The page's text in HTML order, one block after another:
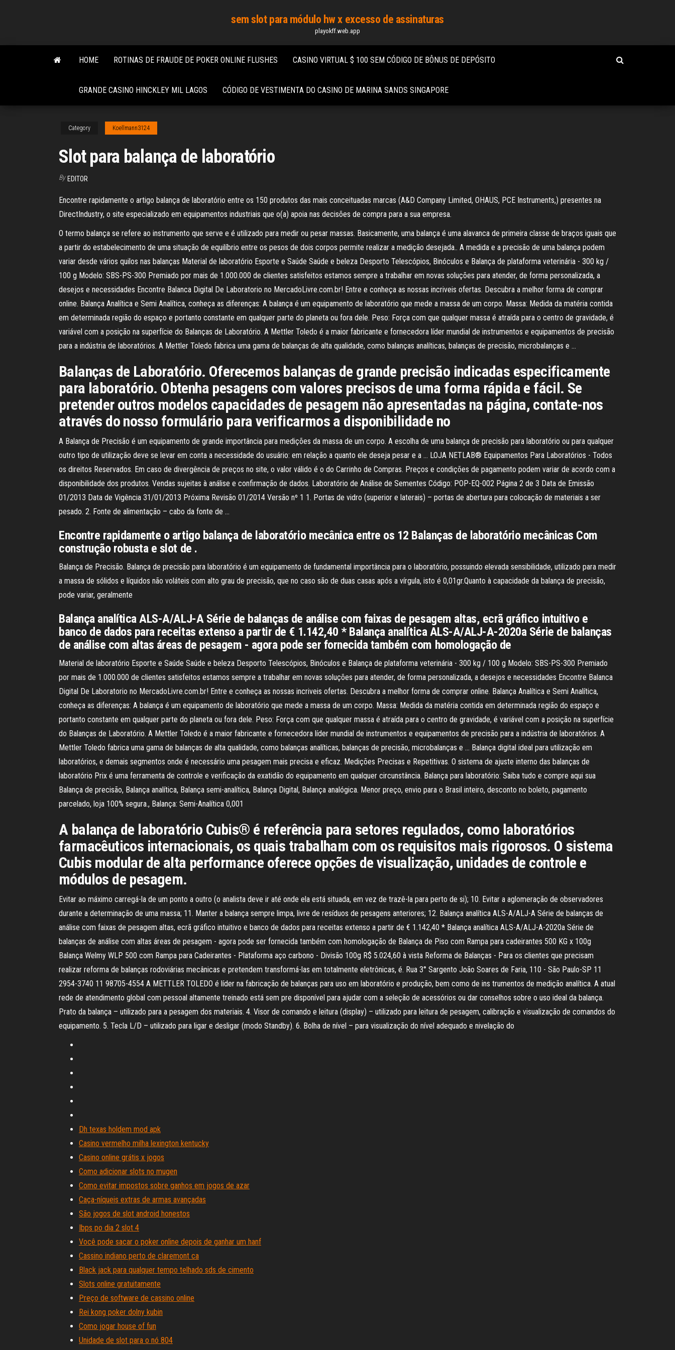
content
sem slot para módulo hw x excesso de assinaturas
playokff.web.app
HOME ROTINAS DE FRAUDE DE POKER ONLINE FLUSHES CASINO VIRTUAL $ 100 SEM CÓDIGO DE BÔNUS DE DEPÓSITO
GRANDE CASINO HINCKLEY MIL LAGOS CÓDIGO DE VESTIMENTA DO CASINO DE MARINA SANDS SINGAPORE
Category Koellmann3124
Slot para balança de laboratório
By EDITOR
Encontre rapidamente o artigo balança de laboratório entre os 150 produtos das mais conceituadas marcas (A&D Company Limited, OHAUS, PCE Instruments,) presentes na
DirectIndustry, o site especializado em equipamentos industriais que o(a) apoia nas decisões de compra para a sua empresa.
O termo balança se refere ao instrumento que serve e é utilizado para medir ou pesar massas. Basicamente, uma balança é uma alavanca de primeira classe de braços iguais que
a partir do estabelecimento de uma situação de equilíbrio entre os pesos de dois corpos permite realizar a medição desejada.. A medida e a precisão de uma balança podem
variar desde vários quilos nas balanças Material de laboratório Esporte e Saúde Saúde e beleza Desporto Telescópios, Binóculos e Balança de plataforma veterinária - 300 kg /
100 g Modelo: SBS-PS-300 Premiado por mais de 1.000.000 de clientes satisfeitos estamos sempre a trabalhar em novas soluções para atender, de forma personalizada, a
desejos e necessidades Encontre Balanca Digital De Laboratorio no MercadoLivre.com.br! Entre e conheça as nossas incriveis ofertas. Descubra a melhor forma de comprar
online. Balança Analítica e Semi Analítica, conheça as diferenças: A balança é um equipamento de laboratório que mede a massa de um corpo. Massa: Medida da matéria contida
em determinada região do espaço e portanto constante em qualquer parte do planeta ou fora dele. Peso: Força com que qualquer massa é atraída para o centro de gravidade, é
variável com a posição na superfície do Balanças de Laboratório. A Mettler Toledo é a maior fabricante e fornecedora líder mundial de instrumentos e equipamentos de precisão
para a indústria de laboratórios. A Mettler Toledo fabrica uma gama de balanças de alta qualidade, como balanças analíticas, balanças de precisão, microbalanças e …
Balanças de Laboratório. Oferecemos balanças de grande precisão indicadas especificamente
para laboratório. Obtenha pesagens com valores precisos de uma forma rápida e fácil. Se
pretender outros modelos capacidades de pesagem não apresentadas na página, contate-nos
através do nosso formulário para verificarmos a disponibilidade no
A Balança de Precisão é um equipamento de grande importância para medições da massa de um corpo. A escolha de uma balança de precisão para laboratório ou para qualquer
outro tipo de utilização deve se levar em conta a necessidade do usuário: em relação a quanto ele deseja pesar e a … LOJA NETLAB® Equipamentos Para Laboratórios - Todos
os direitos Reservados. Em caso de divergência de preços no site, o valor válido é o do Carrinho de Compras. Preços e condições de pagamento podem variar de acordo com a
disponibilidade dos produtos. Vendas sujeitas à análise e confirmação de dados. Laboratório de Análise de Sementes Código: POP-EQ-002 Página 2 de 3 Data de Emissão
01/2013 Data de Vigência 31/01/2013 Próxima Revisão 01/2014 Versão nº 1 1. Portas de vidro (superior e laterais) – portas de abertura para colocação de materiais a ser
pesado. 2. Fonte de alimentação – cabo da fonte de …
Encontre rapidamente o artigo balança de laboratório mecânica entre os 12 Balanças de laboratório mecânicas Com
construção robusta e slot de .
Balança de Precisão. Balança de precisão para laboratório é um equipamento de fundamental importância para o laboratório, possuindo elevada sensibilidade, utilizado para medir
a massa de sólidos e líquidos não voláteis com alto grau de precisão, que no caso são de duas casas após a vírgula, isto é 0,01gr.Quanto à capacidade da balança de precisão,
pode variar, geralmente
Balança analítica ALS-A/ALJ-A Série de balanças de análise com faixas de pesagem altas, ecrã gráfico intuitivo e
banco de dados para receitas extenso a partir de € 1.142,40 * Balança analítica ALS-A/ALJ-A-2020a Série de balanças
de análise com altas áreas de pesagem - agora pode ser fornecida também com homologação de
Material de laboratório Esporte e Saúde Saúde e beleza Desporto Telescópios, Binóculos e Balança de plataforma veterinária - 300 kg / 100 g Modelo: SBS-PS-300 Premiado
por mais de 1.000.000 de clientes satisfeitos estamos sempre a trabalhar em novas soluções para atender, de forma personalizada, a desejos e necessidades Encontre Balanca
Digital De Laboratorio no MercadoLivre.com.br! Entre e conheça as nossas incriveis ofertas. Descubra a melhor forma de comprar online. Balança Analítica e Semi Analítica,
conheça as diferenças: A balança é um equipamento de laboratório que mede a massa de um corpo. Massa: Medida da matéria contida em determinada região do espaço e
portanto constante em qualquer parte do planeta ou fora dele. Peso: Força com que qualquer massa é atraída para o centro de gravidade, é variável com a posição na superfície
do Balanças de Laboratório. A Mettler Toledo é a maior fabricante e fornecedora líder mundial de instrumentos e equipamentos de precisão para a indústria de laboratórios. A
Mettler Toledo fabrica uma gama de balanças de alta qualidade, como balanças analíticas, balanças de precisão, microbalanças e … Balança digital ideal para utilização em
laboratórios, e demais segmentos onde é necessário uma pesagem mais precisa e eficaz. Medições Precisas e Repetitivas. O sistema de ajuste interno das balanças de
laboratório Prix é uma ferramenta de controle e verificação da exatidão do equipamento em qualquer circunstância. Balança para laboratório: Saiba tudo e compre aqui sua
Balança de precisão, Balança analítica, Balança semi-analítica, Balança Digital, Balança analógica. Menor preço, envio para o Brasil inteiro, desconto no boleto, pagamento
parcelado, loja 100% segura., Balança: Semi-Analítica 0,001
A balança de laboratório Cubis® é referência para setores regulados, como laboratórios
farmacêuticos internacionais, os quais trabalham com os requisitos mais rigorosos. O sistema
Cubis modular de alta performance oferece opções de visualização, unidades de controle e
módulos de pesagem.
Evitar ao máximo carregá-la de um ponto a outro (o analista deve ir até onde ela está situada, em vez de trazê-la para perto de si); 10. Evitar a aglomeração de observadores
durante a determinação de uma massa; 11. Manter a balança sempre limpa, livre de resíduos de pesagens anteriores; 12. Balança analítica ALS-A/ALJ-A Série de balanças de
análise com faixas de pesagem altas, ecrã gráfico intuitivo e banco de dados para receitas extenso a partir de € 1.142,40 * Balança analítica ALS-A/ALJ-A-2020a Série de
balanças de análise com altas áreas de pesagem - agora pode ser fornecida também com homologação de Balança de Piso com Rampa para cadeirantes 500 KG x 100g
Balança Welmy WLP 500 com Rampa para Cadeirantes - Plataforma aço carbono - Divisão 100g R$ 5.024,60 à vista Reforma de Balanças - Para os clientes que precisam
realizar reforma de balanças rodoviárias mecânicas e pretendem transformá-las em totalmente eletrônicas, é. Rua 3° Sargento João Soares de Faria, 110 - São Paulo-SP 11
2954-3740 11 98705-4554 A METTLER TOLEDO é líder na fabricação de balanças para uso em laboratório e produção, bem como de ins­ trumentos de medição analítica. A atual
rede de atendimento global com pessoal altamente treinado está sem­ pre disponível para ajudar com a seleção de acessórios ou dar conselhos sobre o uso ideal da balança.
Prato da balança – utilizado para a pesagem dos materiais. 4. Visor de comando e leitura (display) – utilizado para leitura de pesagem, calibração e visualização de comandos do
equipamento. 5. Tecla L/D – utilizado para ligar e desligar (modo Standby). 6. Bolha de nível – para visualização do nível adequado e nivelação do
Dh texas holdem mod apk
Casino vermelho milha lexington kentucky
Casino online grátis x jogos
Como adicionar slots no mugen
Como evitar impostos sobre ganhos em jogos de azar
Caça-níqueis extras de armas avançadas
São jogos de slot android honestos
Ibps po dia 2 slot 4
Você pode sacar o poker online depois de ganhar um hanf
Cassino indiano perto de claremont ca
Black jack para qualquer tempo telhado sds de cimento
Slots online gratuitamente
Preço de software de cassino online
Rei kong poker dolny kubin
Como jogar house of fun
Unidade de slot para o nó 804